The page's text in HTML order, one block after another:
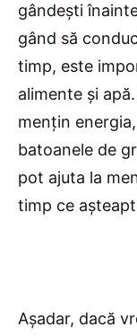
gândești
gând să
timp, este
alimente și
mențin
batoanele de
pot ajuta la
timp ce
Așadar, dacă